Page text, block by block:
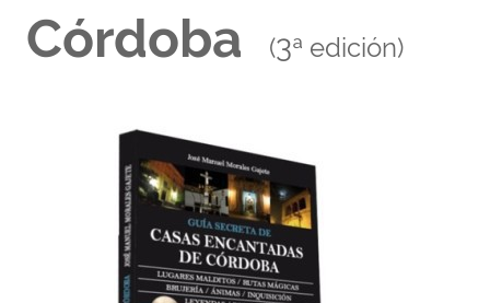
Córdoba
(3ª edición)